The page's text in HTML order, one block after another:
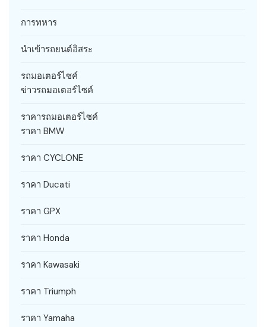
การทหาร
นำเข้ารถยนต์อิสระ
รถมอเตอร์ไซค์
ข่าวรถมอเตอร์ไซค์
ราคารถมอเตอร์ไซค์
ราคา BMW
ราคา CYCLONE
ราคา Ducati
ราคา GPX
ราคา Honda
ราคา Kawasaki
ราคา Triumph
ราคา Yamaha